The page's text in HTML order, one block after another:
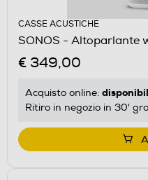
CASSE ACUSTICHE
SONOS - Altoparlante
€ 349,00
Acquisto online:
Ritiro in negozio in 30'